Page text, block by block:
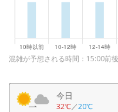
混雑が予想される時間：15:00前
今日
32℃／20℃